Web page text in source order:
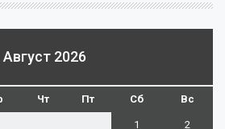
Август 2026
Чт Пт Сб Вс
1 2